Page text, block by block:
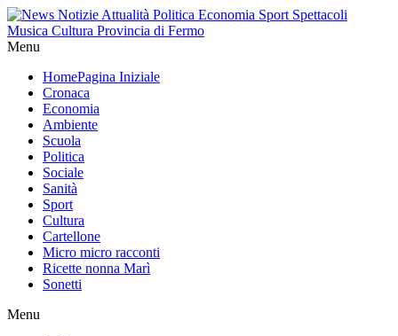
Menu
HomePagina Iniziale
Cronaca
Economia
Ambiente
Scuola
Politica
Sociale
Sanità
Sport
Cultura
Cartellone
Micro micro racconti
Ricette nonna Marì
Sonetti
Menu